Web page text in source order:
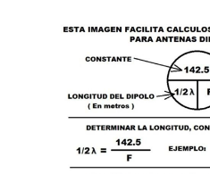
SOTA Y POTA
W5WIN
WAVELOG